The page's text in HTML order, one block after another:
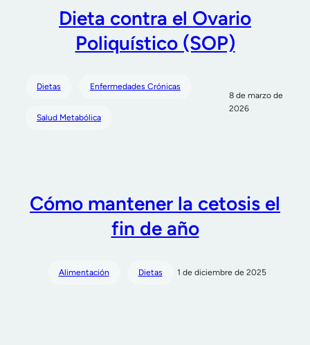
Dieta contra el Ovario
Poliquístico (SOP)
Dietas Enfermedades Crónicas
Salud Metabólica
8 de marzo de
2026
Cómo mantener la cetosis el
fin de año
Alimentación Dietas 1 de diciembre de 2025